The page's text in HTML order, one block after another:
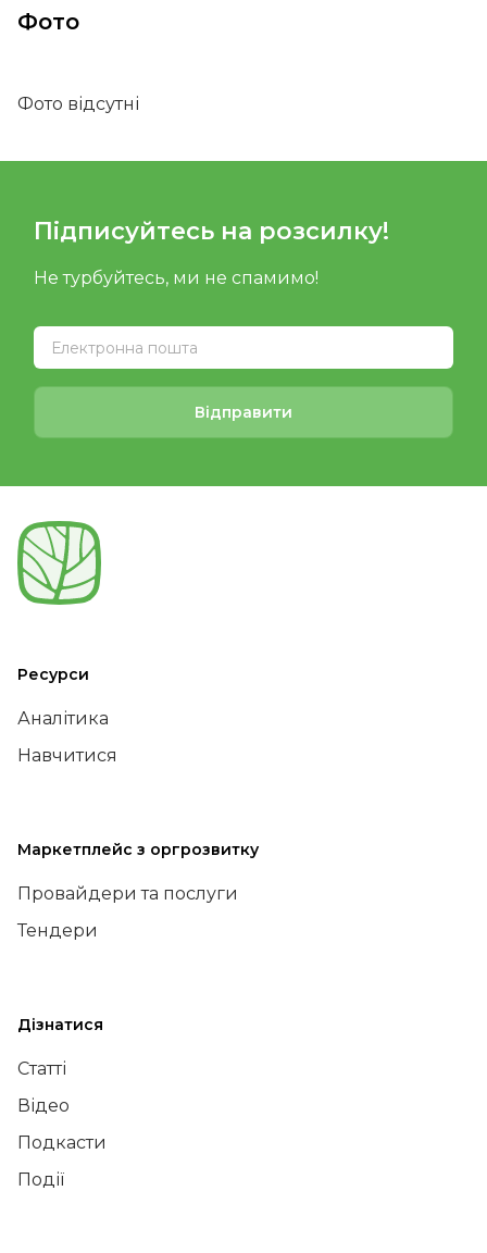
Фото
Фото відсутні
Підписуйтесь на розсилку!
Не турбуйтесь, ми не спамимо!
Відправити
Ресурси
Аналітика
Навчитися
Маркетплейс з оргрозвитку
Провайдери та послуги
Тендери
Дізнатися
Статті
Відео
Подкасти
Події